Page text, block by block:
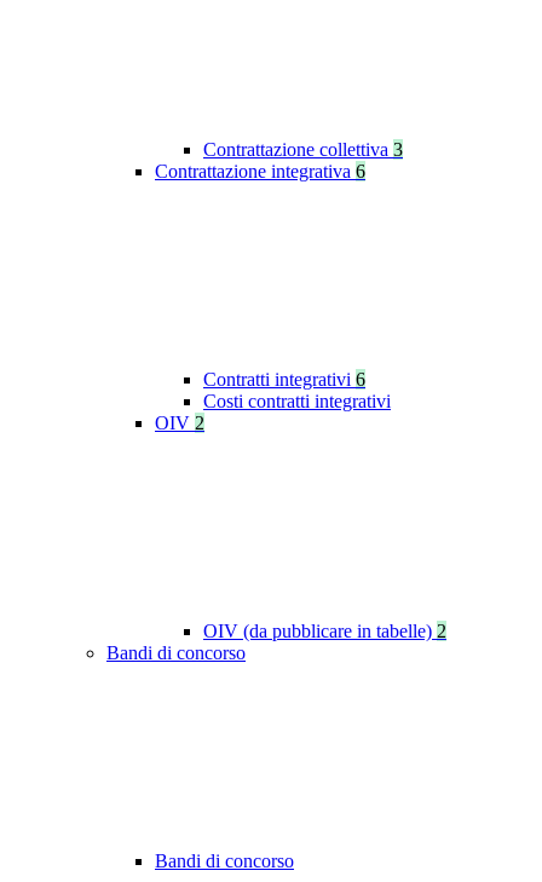
Contrattazione collettiva 3
Contrattazione integrativa 6
Contratti integrativi 6
Costi contratti integrativi
OIV 2
OIV (da pubblicare in tabelle) 2
Bandi di concorso
Bandi di concorso